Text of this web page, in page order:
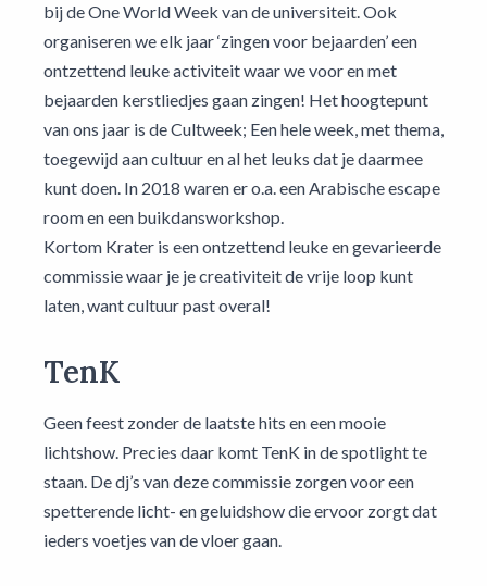
bij de One World Week van de universiteit. Ook
organiseren we elk jaar ‘zingen voor bejaarden’ een
ontzettend leuke activiteit waar we voor en met
bejaarden kerstliedjes gaan zingen! Het hoogtepunt
van ons jaar is de Cultweek; Een hele week, met thema,
toegewijd aan cultuur en al het leuks dat je daarmee
kunt doen. In 2018 waren er o.a. een Arabische escape
room en een buikdansworkshop.
Kortom Krater is een ontzettend leuke en gevarieerde
commissie waar je je creativiteit de vrije loop kunt
laten, want cultuur past overal!
TenK
Geen feest zonder de laatste hits en een mooie
lichtshow. Precies daar komt TenK in de spotlight te
staan. De dj’s van deze commissie zorgen voor een
spetterende licht- en geluidshow die ervoor zorgt dat
ieders voetjes van de vloer gaan.